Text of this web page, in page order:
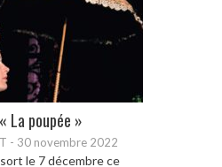
La poupée »
- 30 novembre 2022
le 7 décembre ce